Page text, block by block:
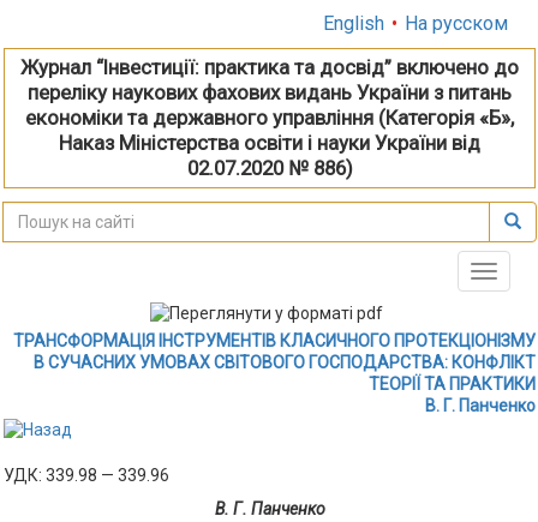
English • На русском
Журнал “Інвестиції: практика та досвід” включено до
переліку наукових фахових видань України з питань
економіки та державного управління (Категорія «Б»,
Наказ Міністерства освіти і науки України від
02.07.2020 № 886)
Toggle
ТРАНСФОРМАЦІЯ ІНСТРУМЕНТІВ КЛАСИЧНОГО ПРОТЕКЦІОНІЗМУ
В СУЧАСНИХ УМОВАХ СВІТОВОГО ГОСПОДАРСТВА: КОНФЛІКТ
ТЕОРІЇ ТА ПРАКТИКИ
В. Г. Панченко
УДК: 339.98 — 339.96
В. Г. Панченко